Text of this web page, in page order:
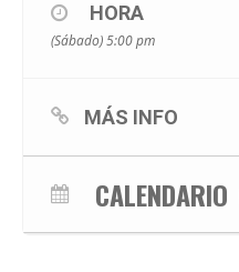
HORA
(Sábado) 5:00 pm
MÁS INFO
CALENDARIO